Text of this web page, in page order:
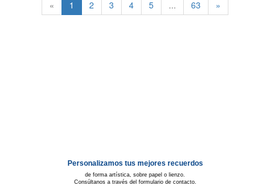
« 1 2 3 4 5 ... 63 »
Personalizamos tus mejores recuerdos
de forma artística, sobre papel o lienzo.
Consúltanos a través del formulario de contacto.